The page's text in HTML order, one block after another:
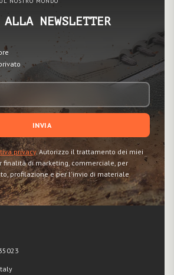
NEWSLETTER
INVIA
privacy. Autorizzo il trattamento dei miei
finalità di marketing, commerciale, per
profilazione e per l'invio di materiale